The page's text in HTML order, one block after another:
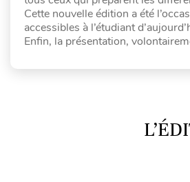
Cette nouvelle édition a été
accessibles à l’étudiant
Enfin, la présentation,